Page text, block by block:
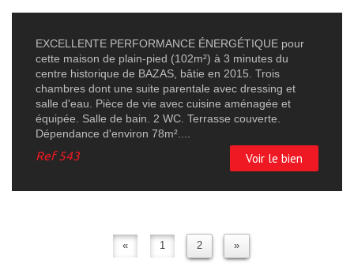
EXCELLENTE PERFORMANCE ÉNERGÉTIQUE pour
cette maison de plain-pied (102m²) à 3 minutes du
centre historique de BAZAS, bâtie en 2015. Trois
chambres dont une suite parentale avec dressing et
salle d'eau. Pièce de vie avec cuisine aménagée et
équipée. Salle de bain. 2 WC. Terrasse couverte.
Dépendance d'environ 78m²....
Ref543 Voir le bien
« 1 2 »